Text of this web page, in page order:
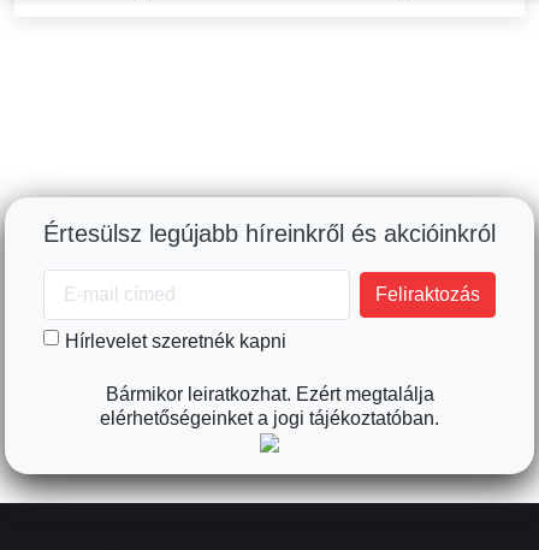
Értesülsz legújabb híreinkről és akcióinkról
Hírlevelet szeretnék kapni
Bármikor leiratkozhat. Ezért megtalálja
elérhetőségeinket a jogi tájékoztatóban.